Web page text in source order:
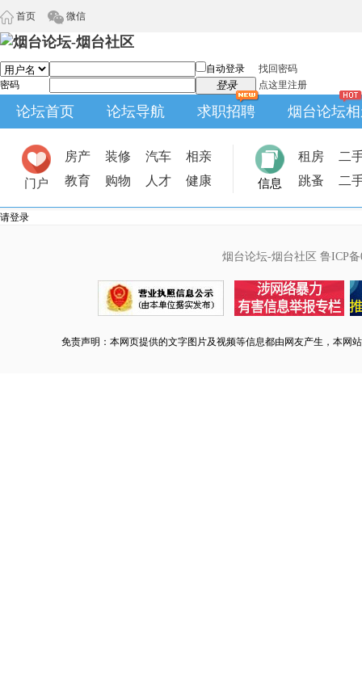
首页 微信
自动登录
找回密码
密码
登录 点这里注册
论坛首页 论坛导航 求职招聘 烟台论坛
门户
房产 装修 汽车
相亲
教育
购物 人才 健康 信息
租房
二
跳蚤
二
请登录
烟台论坛-烟台社区 鲁ICP备
免责声明：本网页提供的文字图片及视频等信息都由网友产生，本网